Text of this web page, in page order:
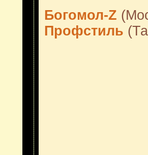
Богомол-Z
Профстиль